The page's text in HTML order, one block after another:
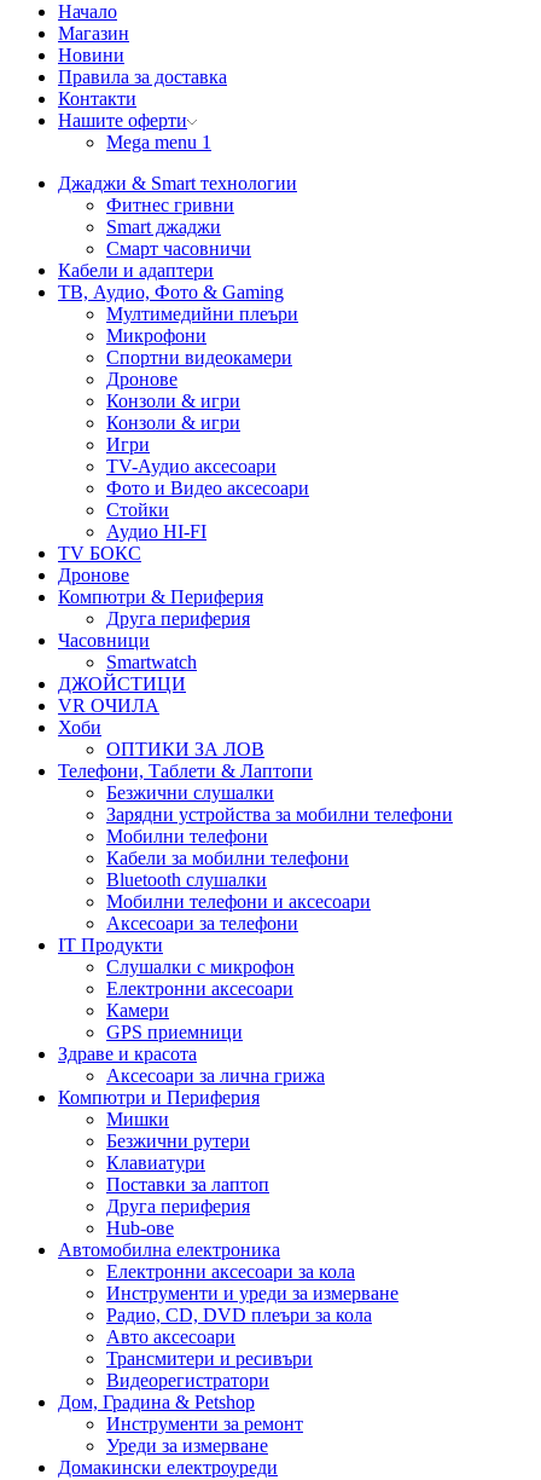
Начало
Магазин
Новини
Правила за доставка
Контакти
Нашите оферти
Mega menu 1
Джаджи & Smart технологии
Фитнес гривни
Smart джаджи
Смарт часовничи
Кабели и адаптери
ТВ, Аудио, Фото & Gaming
Мултимедийни плеъри
Микрофони
Спортни видеокамери
Дронове
Конзоли & игри
Конзоли & игри
Игри
TV-Аудио аксесоари
Фото и Видео аксесоари
Стойки
Аудио HI-FI
TV БОКС
Дронове
Компютри & Периферия
Друга периферия
Часовници
Smartwatch
ДЖОЙСТИЦИ
VR ОЧИЛА
Хоби
ОПТИКИ ЗА ЛОВ
Телефони, Таблети & Лаптопи
Безжични слушалки
Зарядни устройства за мобилни телефони
Мобилни телефони
Кабели за мобилни телефони
Bluetooth слушалки
Мобилни телефони и аксесоари
Аксесоари за телефони
IT Продукти
Слушалки с микрофон
Електронни аксесоари
Камери
GPS приемници
Здраве и красота
Аксесоари за лична грижа
Компютри и Периферия
Мишки
Безжични рутери
Клавиатури
Поставки за лаптоп
Друга периферия
Hub-ове
Автомобилна електроника
Електронни аксесоари за кола
Инструменти и уреди за измерване
Радио, CD, DVD плеъри за кола
Авто аксесоари
Трансмитери и ресивъри
Видеорегистратори
Дом, Градина & Petshop
Инструменти за ремонт
Уреди за измерване
Домакински електроуреди